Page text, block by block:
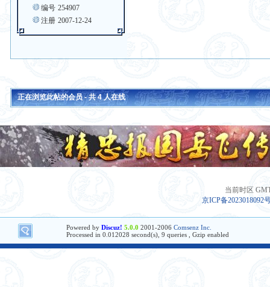
编号 254907
注册 2007-12-24
正在浏览此帖的会员 - 共4人在线
当前时区
京ICP备2023018092
Powered by Discuz! 5.0.0 2001-2006 Comsenz Inc.
Processed in 0.012028 second(s), 9 queries , Gzip enabled